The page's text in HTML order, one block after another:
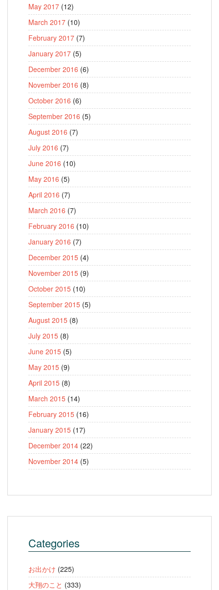
May 2017 (12)
March 2017 (10)
February 2017 (7)
January 2017 (5)
December 2016 (6)
November 2016 (8)
October 2016 (6)
September 2016 (5)
August 2016 (7)
July 2016 (7)
June 2016 (10)
May 2016 (5)
April 2016 (7)
March 2016 (7)
February 2016 (10)
January 2016 (7)
December 2015 (4)
November 2015 (9)
October 2015 (10)
September 2015 (5)
August 2015 (8)
July 2015 (8)
June 2015 (5)
May 2015 (9)
April 2015 (8)
March 2015 (14)
February 2015 (16)
January 2015 (17)
December 2014 (22)
November 2014 (5)
Categories
お出かけ (225)
大翔のこと (333)